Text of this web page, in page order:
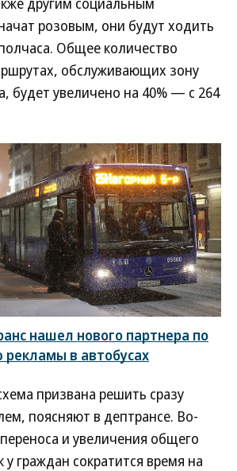
розовым, они будут ходить
Общее количество
обслуживающих зону
будет увеличено на 40% — с 264
нашел нового партнера по
в автобусах
призвана решить сразу
поясняют в дептрансе. Во-
и увеличения общего
у граждан сократится время на